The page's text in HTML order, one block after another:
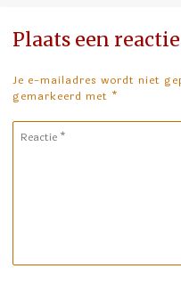
Plaats een reactie
Je e-mailadres wordt niet
gemarkeerd met *
Reactie